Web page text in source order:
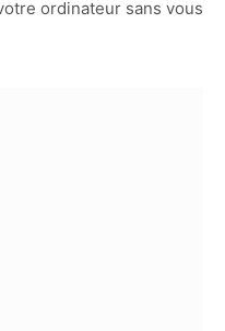
ordinateur sans vous